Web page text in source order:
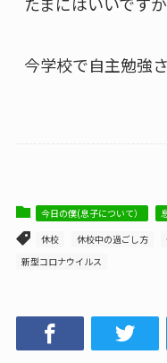
今学校で自主勉強
今日の僕(息子について）
休校
休校中の過ごし方
新型コロナウイルス